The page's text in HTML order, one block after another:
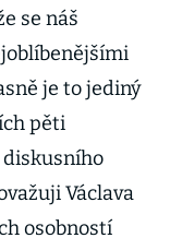
se náš
je to jediný
pěti
Václava
osobností